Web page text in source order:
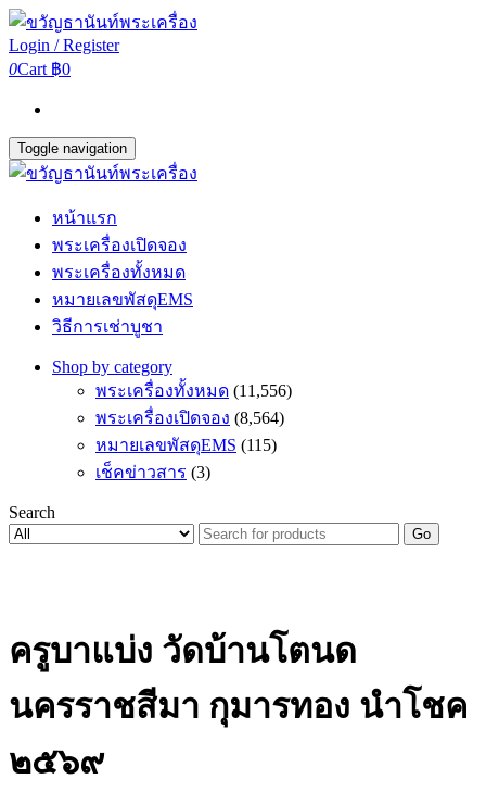
Login / Register
0Cart ฿0
Toggle navigation
หน้าแรก
พระเครื่องเปิดจอง
พระเครื่องทั้งหมด
หมายเลขพัสดุEMS
วิธีการเช่าบูชา
Shop by category
พระเครื่องทั้งหมด (11,556)
พระเครื่องเปิดจอง (8,564)
หมายเลขพัสดุEMS (115)
เช็คข่าวสาร (3)
Search
Go
ครูบาแบ่ง วัดบ้านโตนด
นครราชสีมา กุมารทอง นำโชค
๒๕๖๙